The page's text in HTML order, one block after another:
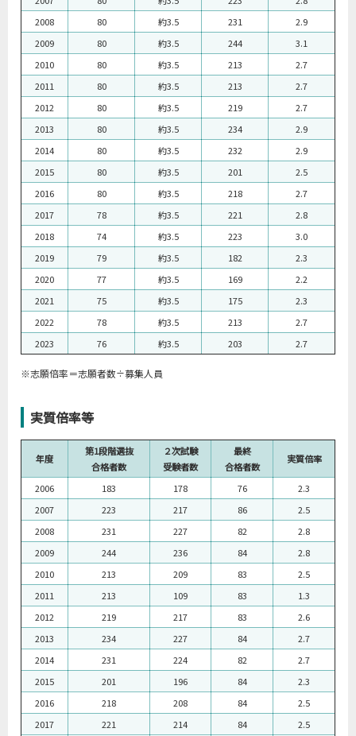
2013
950 602.80 647.15
754.81
2014
950 580.25 634.76
771.00
2015
950 554.21 618.48
735.61
2016
950 572.30 613.95
697.90
2017
950 569.86 614.40 734.00
2008
80 約3.5 231
2.9
2009
80 約3.5 244
3.1
2010
80 約3.5 213
2.7
2011
80 約3.5 213
2.7
2012
80 約3.5 219
2.7
2013
80 約3.5 234
2.9
2014
80 約3.5 232
2.9
2015
80 約3.5 201
2.5
2016
80 約3.5 218
2.7
2017
78 約3.5 221
2.8
2018
74 約3.5 223
3.0
2019
79 約3.5 182
2.3
2020
77 約3.5 169
2.2
2021
75 約3.5 175
2.3
2022
78 約3.5 213
2.7
2023
76 約3.5 203 2.7
※志願倍率＝志願者数÷募集人員
実質倍率等
年度
第1段階選抜
合格者数
２次試験
受験者数
最終
合格者数
実質倍率
2006 183 178 76
2.3
2007
223 217 86
2.5
2008
231 227 82
2.8
2009
244 236 84
2.8
2010
213 209 83
2.5
2011
213 109 83
1.3
2012
219 217 83
2.6
2013
234 227 84
2.7
2014
231 224 82
2.7
2015
201 196 84
2.3
2016
218 208 84
2.5
2017
221 214 84 2.5